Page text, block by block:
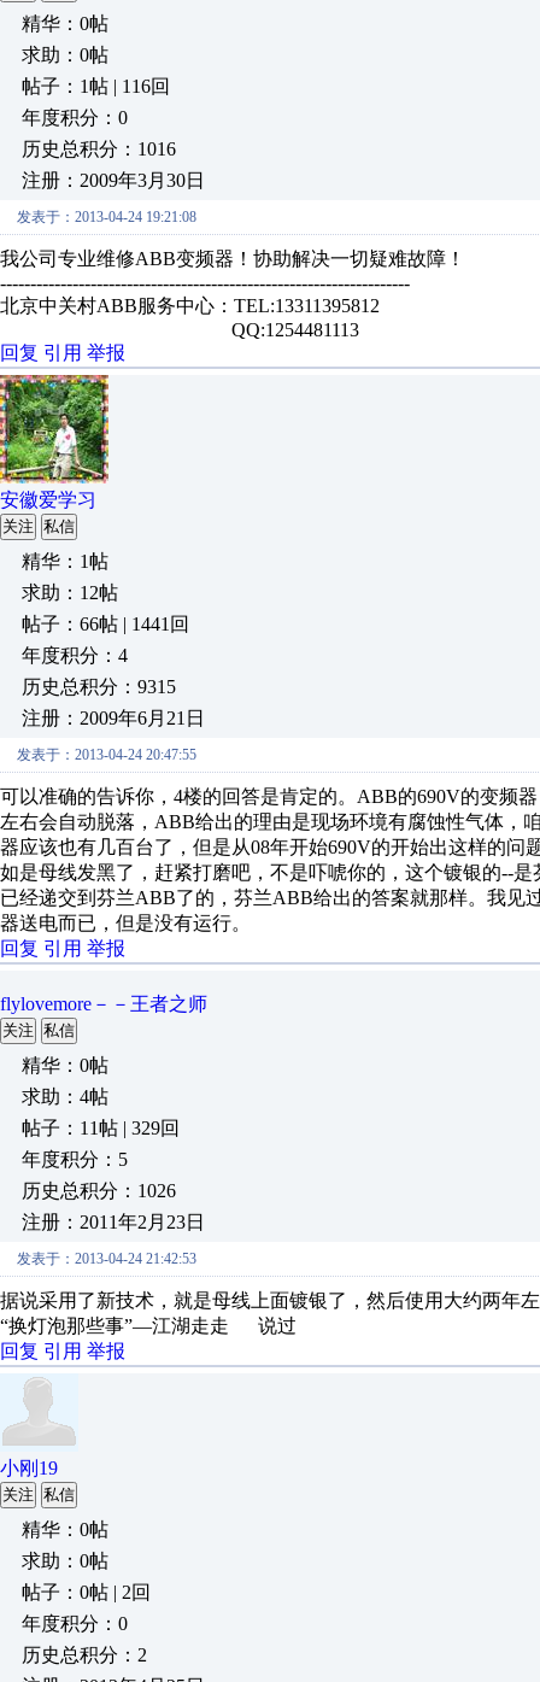
精华：0帖
求助：0帖
帖子：1帖 | 116回
年度积分：0
历史总积分：1016
注册：2009年3月30日
发表于：2013-04-24 19:21:08
我公司专业维修ABB变频器！协助解决一切疑难故障！
--------------------------------------------------------------------
北京中关村ABB服务中心：TEL:13311395812
QQ:1254481113
回复 引用 举报
安徽爱学习
关注 私信
精华：1帖
求助：12帖
帖子：66帖 | 1441回
年度积分：4
历史总积分：9315
注册：2009年6月21日
发表于：2013-04-24 20:47:55
可以准确的告诉你，4楼的回答是肯定的。ABB的690V的变频
左右会自动脱落，ABB给出的理由是现场环境有腐蚀性气体，
器应该也有几百台了，但是从08年开始690V的开始出这样的
如是母线发黑了，赶紧打磨吧，不是吓唬你的，这个镀银的--
已经递交到芬兰ABB了的，芬兰ABB给出的答案就那样。我见
器送电而已，但是没有运行。
回复 引用 举报
flylovemore－－王者之师
关注 私信
精华：0帖
求助：4帖
帖子：11帖 | 329回
年度积分：5
历史总积分：1026
注册：2011年2月23日
发表于：2013-04-24 21:42:53
据说采用了新技术，就是母线上面镀银了，然后使用大约两年
“换灯泡那些事”—江湖走走 说过
回复 引用 举报
小刚19
关注 私信
精华：0帖
求助：0帖
帖子：0帖 | 2回
年度积分：0
历史总积分：2